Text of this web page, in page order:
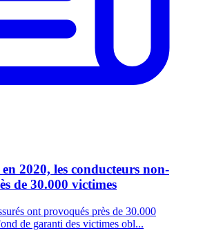
2020, les conducteurs non-
de 30.000 victimes
ont provoqués près de 30.000
de garanti des victimes obl...